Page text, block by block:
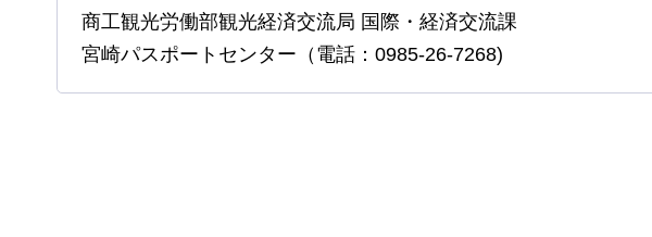
商工観光労働部観光経済交流局 国際・経済交流課
宮崎パスポートセンター（電話：0985-26-7268)